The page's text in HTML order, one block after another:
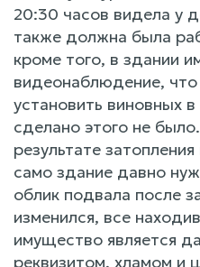
20:30 часов видела у
также должна была
кроме того, в здании
видеонаблюдение,
установить виновных
сделано этого не
результате
само здание давно
облик подвала после
изменился, все
имущество является
реквизитом, хламом и